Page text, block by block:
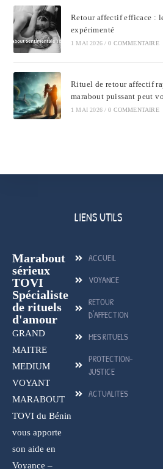
Retour affectif efficace :
expérimenté
1 MAI 2026 / 0 COMMENTAIRE
Rituel de retour affectif
marabout puissant peut
1 MAI 2026 / 0 COMMENTAIRE
Marabout
sérieux
TOVI
Spécialiste
de rituels
d'amour
GRAND
MAITRE
MEDIUM
VOYANT
MARABOUT
TOVI du Bénin
vous apporte
son aide en
Voyance –
LIENS UTILS
ACCUEIL
VOYANCE
RETOUR
D'AFFECTION
MES RITUELS
PROTECTION-
JUSTICE
ACTUALITES